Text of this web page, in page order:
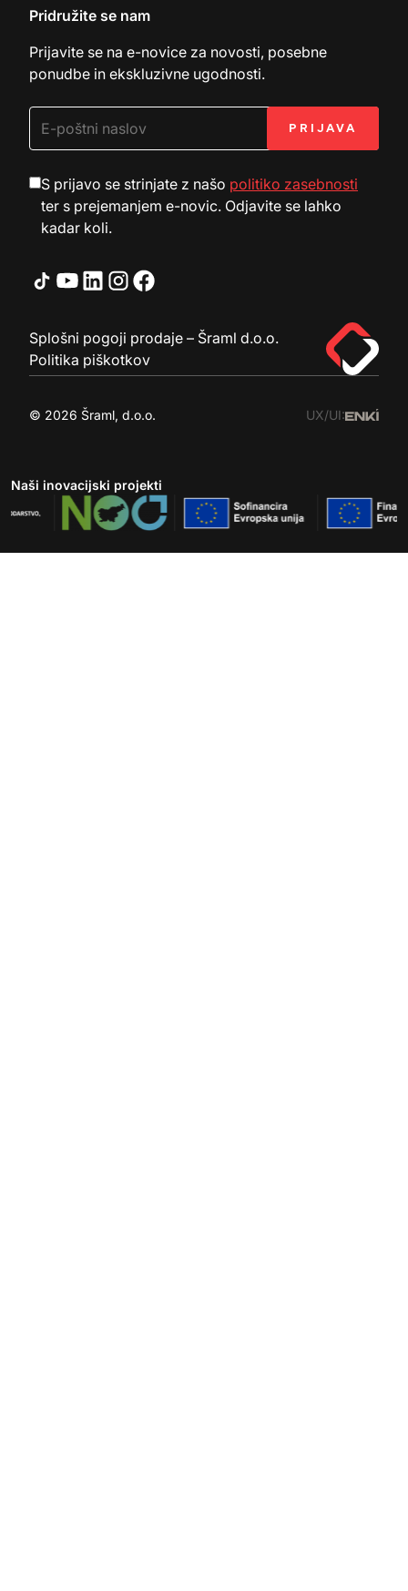
Pridružite se nam
Prijavite se na e-novice za novosti, posebne
ponudbe in ekskluzivne ugodnosti.
S prijavo se strinjate z našo politiko zasebnosti
ter s prejemanjem e-novic. Odjavite se lahko
kadar koli.
Splošni pogoji prodaje – Šraml d.o.o.
Politika piškotkov
© 2026 Šraml, d.o.o. UX/UI:
Naši inovacijski projekti